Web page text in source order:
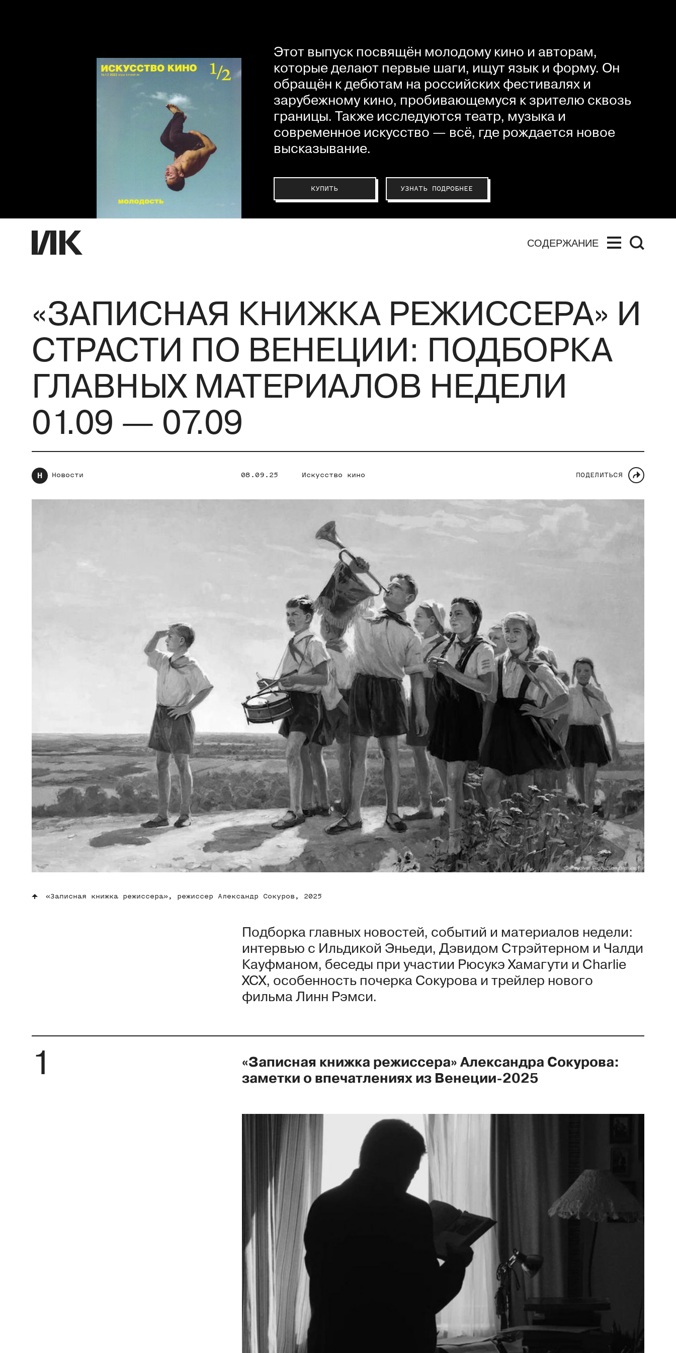
Этот выпуск посвящён молодому кино и авторам,
которые делают первые шаги, ищут язык и форму. Он
обращён к дебютам на российских фестивалях и
зарубежному кино, пробивающемуся к зрителю сквозь
границы. Также исследуются театр, музыка и
современное искусство — всё, где рождается новое
высказывание.
КУПИТЬ УЗНАТЬ ПОДРОБНЕЕ
СОДЕРЖАНИЕ
«ЗАПИСНАЯ КНИЖКА РЕЖИССЕРА» И
СТРАСТИ ПО ВЕНЕЦИИ: ПОДБОРКА
ГЛАВНЫХ МАТЕРИАЛОВ НЕДЕЛИ
01.09 — 07.09
Н Новости 08.09.25 Искусство кино ПОДЕЛИТЬСЯ
«Записная книжка режиссера», режиссер Александр Сокуров, 2025
Подборка главных новостей, событий и материалов недели:
интервью с Ильдикой Эньеди, Дэвидом Стрэйтерном и Чалди
Кауфманом, беседы при участии Рюсукэ Хамагути и Charlie
XCX, особенность почерка Сокурова и трейлер нового
фильма Линн Рэмси.
«Записная книжка режиссера» Александра Сокурова:
заметки о впечатлениях из Венеции-2025